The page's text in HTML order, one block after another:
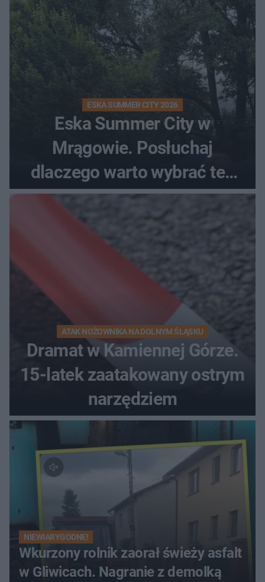
ESKA SUMMER CITY 2026
Eska Summer City w
Mrągowie. Posłuchaj
dlaczego warto wybrać ten
kierunek na urlop!
ATAK NOŻOWNIKA NA DOLNYM ŚLĄSKU
Dramat w Kamiennej Górze.
15-latek zaatakowany ostrym
narzędziem
NIEWIARYGODNE!
Wkurzony rolnik zaorał świeży asfalt
w Gliwicach. Nagranie z demolką